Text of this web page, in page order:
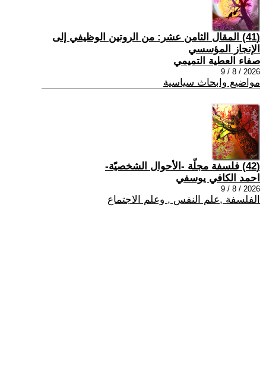
(41) المقال الثامن عشر: من الروتين الوظيفي إلى
الإنجاز المؤسسي
صفاء العطية التميمي
2026 / 8 / 9
مواضيع وابحاث سياسية
(42) فلسفة مجلّة -الأحوال الشخصيّة-
احمد الكافي يوسفي
2026 / 8 / 9
الفلسفة ,علم النفس , وعلم الاجتماع